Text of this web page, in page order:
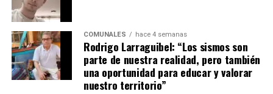
COMUNALES hace 4 semanas
Rodrigo Larraguibel: “Los sismos son
parte de nuestra realidad, pero también
una oportunidad para educar y valorar
nuestro territorio”